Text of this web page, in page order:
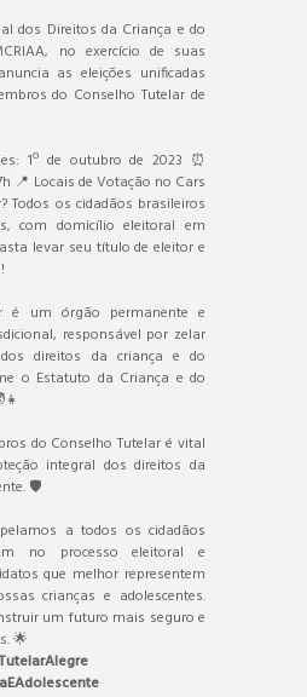
dos Direitos da Criança e do
no exercício de suas
as eleições unificadas
do Conselho Tutelar de
1º de outubro de 2023 ⏰
📍 Locais de Votação no Cars
Todos os cidadãos brasileiros
com domicílio eleitoral em
levar seu título de eleitor e
é um órgão permanente e
responsável por zelar
direitos da criança e do
o Estatuto da Criança e do
do Conselho Tutelar é vital
integral dos direitos da
🛡️
a todos os cidadãos
no processo eleitoral e
que melhor representem
crianças e adolescentes.
um futuro mais seguro e
🌟